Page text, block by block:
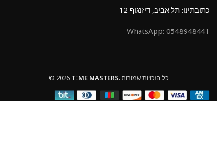
כתובתינו: תל אביב, דיזנגוף 12
0548948441 :WhatsApp
© 2026 TIME MASTERS.כל הזכויות שמורות